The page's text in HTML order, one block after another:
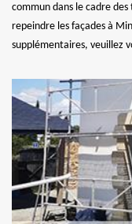
commun dans le cadre
repeindre les façades à
supplémentaires, veuillez